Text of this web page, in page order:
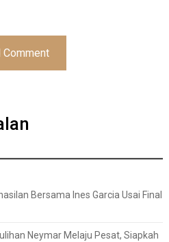
Bersama Ines Garcia Usai Final
Neymar Melaju Pesat, Siapkah